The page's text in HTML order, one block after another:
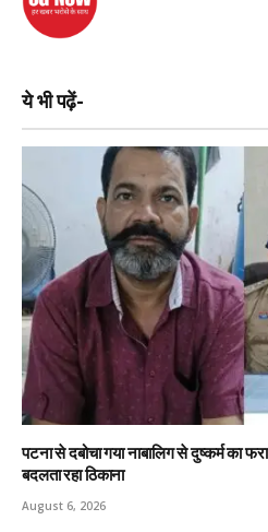
ये भी पढ़ें-
पटना से दबोचा गया नाबालिग से दुष्कर्म का
बदलता रहा ठिकाना
August 6, 2026